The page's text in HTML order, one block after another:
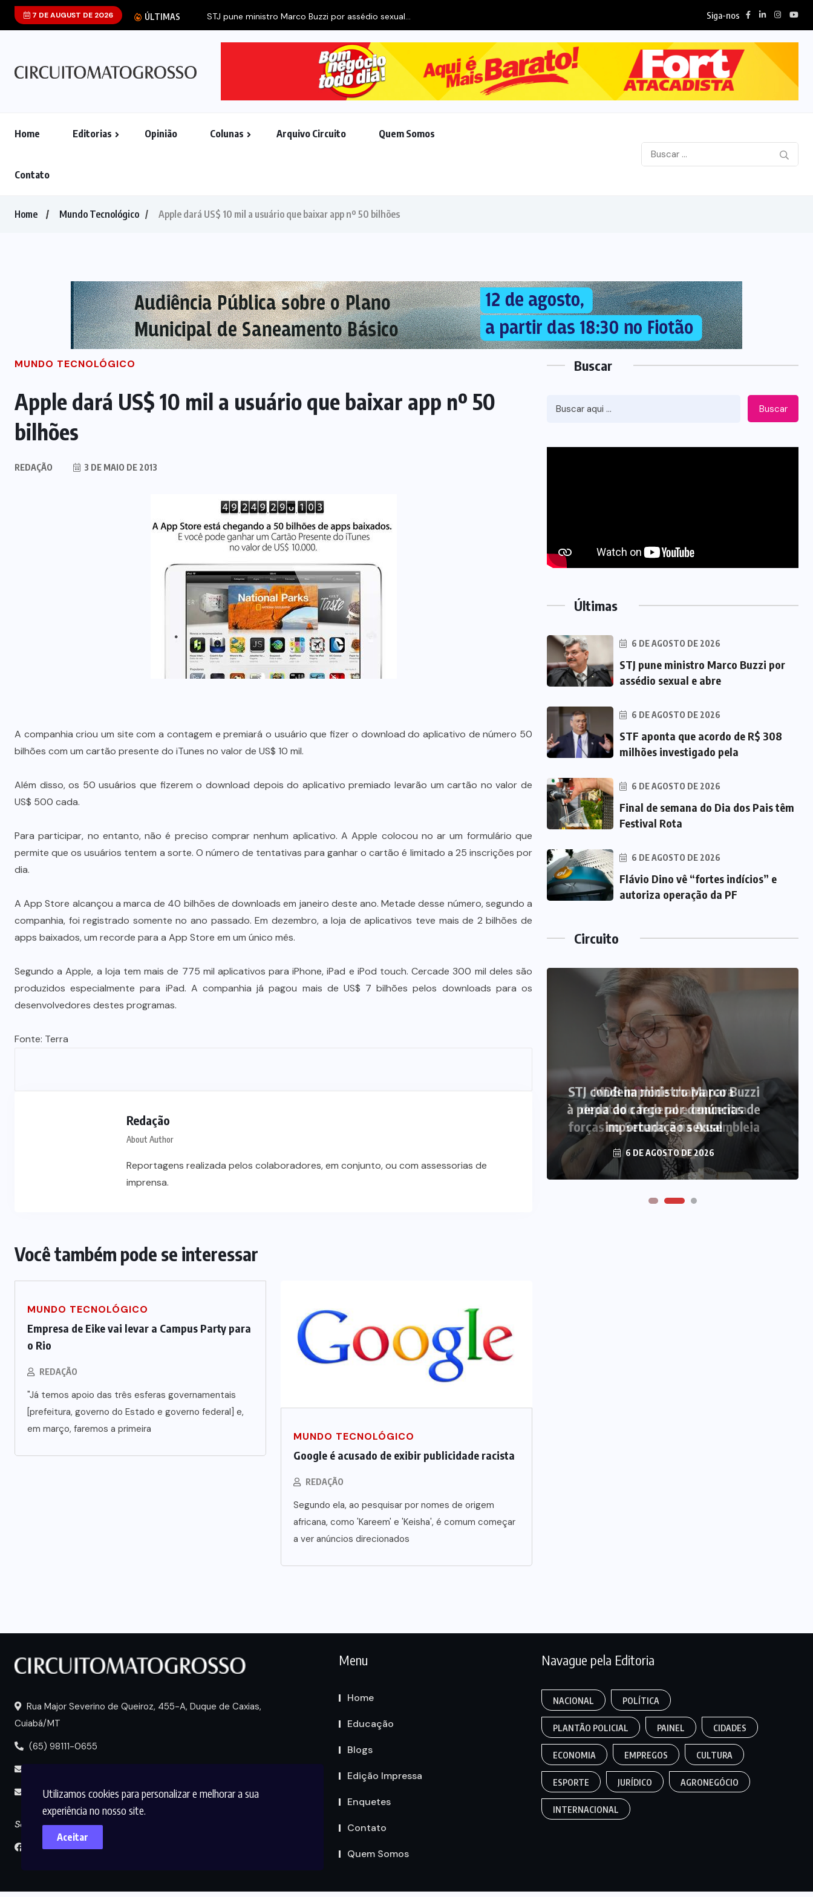
Utilizamos cookies para personalizar e melhorar a sua
experiência no nosso site.
Aceitar
7 DE AUGUST DE 2026 ÚLTIMAS STJ pune ministro Marco Buzzi por assédio sexual... Siga-nos
Home Editorias Opinião Colunas Arquivo Circuito Quem Somos
Contato
Home Mundo Tecnológico Apple dará US$ 10 mil a usuário que baixar app nº 50 bilhões
MUNDO TECNOLÓGICO
Apple dará US$ 10 mil a usuário que baixar app nº 50
bilhões
REDAÇÃO 3 DE MAIO DE 2013
A companhia criou um site com a contagem e premiará o usuário que fizer o download do aplicativo de número 50
bilhões com um cartão presente do iTunes no valor de US$ 10 mil.
Além disso, os 50 usuários que fizerem o download depois do aplicativo premiado levarão um cartão no valor de
US$ 500 cada.
Para participar, no entanto, não é preciso comprar nenhum aplicativo. A Apple colocou no ar um formulário que
permite que os usuários tentem a sorte. O número de tentativas para ganhar o cartão é limitado a 25 inscrições por
dia.
A App Store alcançou a marca de 40 bilhões de downloads em janeiro deste ano. Metade desse número, segundo a
companhia, foi registrado somente no ano passado. Em dezembro, a loja de aplicativos teve mais de 2 bilhões de
apps baixados, um recorde para a App Store em um único mês.
Segundo a Apple, a loja tem mais de 775 mil aplicativos para iPhone, iPad e iPod touch. Cercade 300 mil deles são
produzidos especialmente para iPad. A companhia já pagou mais de US$ 7 bilhões pelos downloads para os
desenvolvedores destes programas.
Fonte: Terra
Redação
About Author
Reportagens realizada pelos colaboradores, em conjunto, ou com assessorias de
imprensa.
Você também pode se interessar
MUNDO TECNOLÓGICO
Empresa de Eike vai levar a Campus Party para
o Rio
REDAÇÃO
"Já temos apoio das três esferas governamentais
[prefeitura, governo do Estado e governo federal] e,
em março, faremos a primeira
MUNDO TECNOLÓGICO
Google é acusado de exibir publicidade racista
REDAÇÃO
Segundo ela, ao pesquisar por nomes de origem
africana, como 'Kareem' e 'Keisha', é comum começar
a ver anúncios direcionados
Buscar
Buscar
Últimas
6 DE AGOSTO DE 2026
STJ pune ministro Marco Buzzi por
assédio sexual e abre
6 DE AGOSTO DE 2026
STF aponta que acordo de R$ 308
milhões investigado pela
6 DE AGOSTO DE 2026
Final de semana do Dia dos Pais têm
Festival Rota
6 DE AGOSTO DE 2026
Flávio Dino vê “fortes indícios” e
autoriza operação da PF
Circuito
Vale-refeição cobre apenas 9 dias
Grosso, aponta levantamento
STJ condena ministro Marco Buzzi
MDB implode chapa para
deputado federal e concentra
forças no Senado e na Assembleia
6 DE AGOSTO DE 2026
Rua Major Severino de Queiroz, 455-A, Duque de Caxias,
Cuiabá/MT
(65) 98111-0655
midia@circuitomt.com.br
Seguir
Menu
Home
Educação
Blogs
Edição Impressa
Enquetes
Contato
Quem Somos
Navague pela Editoria
NACIONAL POLÍTICA
PLANTÃO POLICIAL PAINEL CIDADES
ECONOMIA EMPREGOS CULTURA
ESPORTE JURÍDICO AGRONEGÓCIO
INTERNACIONAL